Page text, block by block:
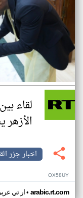
لقاء
اخبار جزر
OX58UY
ار تي• arabic.rt.com